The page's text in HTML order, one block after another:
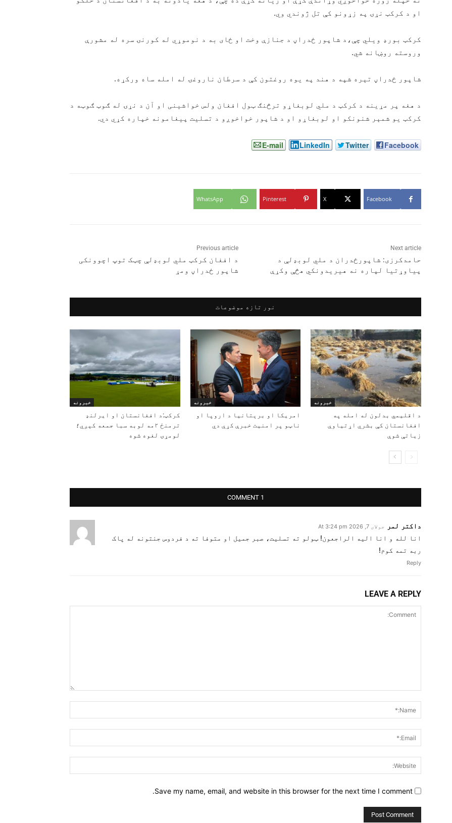
او د کرکټ نړۍ په زړونو کې تل ژوندي وي.
کرکټ بورډ ویلي چې،د شاپور ځدراڼ د جنازې وخت او ځای به د نوموړي له کورنۍ سره له مشورې
وروسته روښانه شي.
شاپور ځدراڼ تېره شپه د هند په یوه روغتون کې د سرطان ناروغۍ له امله ساه ورکړه.
د هغه پر مړینه د کرکټ د ملي لوبغاړو ترڅنګ ټول افغان ولس خواشینی او آن د نړۍ له ګوټ ګوټه د
کرکټ یو شمېر شنونکو او لوبغاړو او د شاپور خواخوږو د تسلیت پيغامونه خپاره کړي دي.‎
Facebook
Twitter
LinkedIn
E-mail
Facebook
X
Pinterest
WhatsApp
Previous article
د افغان کرکټ ملي لوبډلې چټک توپ اچوونکی
شاپور ځدراڼ ومړ
Next article
حامدکرزی: شاپورځدران د ملي لوبډلې د
پیاوړتیا لپاره نه ‌هیریدونکي هڅې وکړې
نور تازه موضوعات
خبرونه
د اقلیمي بدلون له امله په
افغانستان کې بشري اړتیاوې
زیاتې شوې
خبرونه
امریکا او برېتانیا د اروپا او
ناټو پر امنیت خبرې کړې دي
خبرونه
کرکټ:د افغانستان او ایرلنډ
ترمنځ ۲مه لوبه سبا جمعه کېږي؛
لومړۍ لغوه شوه
1 COMMENT
داکتر لمر جولای 7, 2026 At 3:24 pm
انا لله و انا الیه الراجعون! ټولو ته تسلیت، صبر جمیل او متوفا ته د فردوس جنتونه له پاک
ربه تمه کوم!
Reply
LEAVE A REPLY
Save my name, email, and website in this browser for the next time I comment.